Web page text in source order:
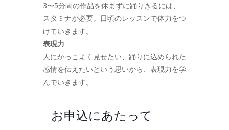
3〜5分間の作品を休まずに踊りきるには、
スタミナが必要。日頃のレッスンで体力をつ
けていきます。
表現力
人にかっこよく見せたい、踊りに込められた
感情を伝えたいという思いから、表現力を学
んでいきます。
お申込にあたって